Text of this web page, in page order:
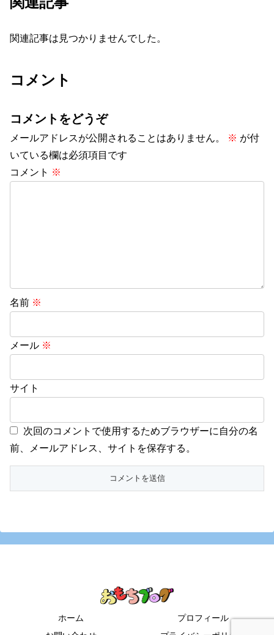
関連記事は見つかりませんでした。
コメント
コメントをどうぞ
メールアドレスが公開されることはありません。 ※ が付
いている欄は必須項目です
コメント ※
名前 ※
メール ※
サイト
次回のコメントで使用するためブラウザーに自分の名
前、メールアドレス、サイトを保存する。
ホーム
プロフィール